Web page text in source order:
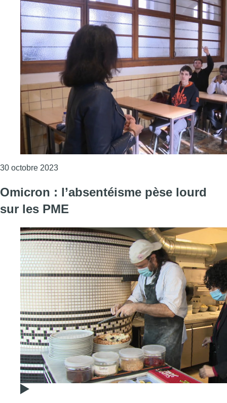
30 octobre 2023Consulter l'article "Ecole en lutte met en
Omicron : l’absentéisme pèse lourd
sur les PME